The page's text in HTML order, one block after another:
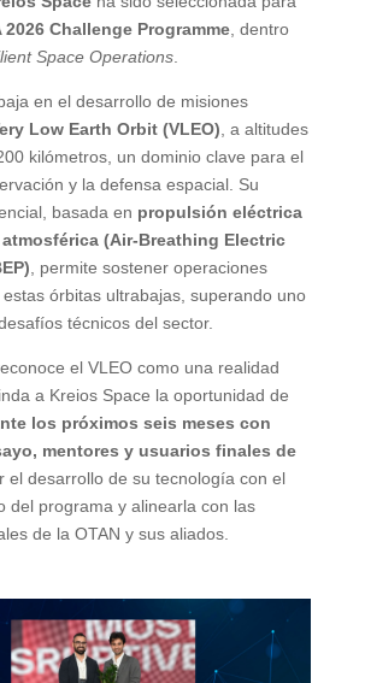
2026 Challenge Programme, dentro
Space Operations.
en el desarrollo de misiones
Low Earth Orbit (VLEO) , a altitudes
kilómetros, un dominio clave para el
y la defensa espacial. Su
basada en propulsión eléctrica
(Air-Breathing Electric
, permite sostener operaciones
órbitas ultrabajas, superando uno
técnicos del sector.
el VLEO como una realidad
a Kreios Space la oportunidad de
los próximos seis meses con
mentores y usuarios finales de
el desarrollo de su tecnología con el
del programa y alinearla con las
de la OTAN y sus aliados.